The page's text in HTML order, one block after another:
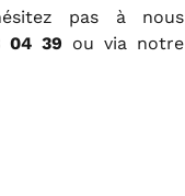
pas à nous
04 39 ou via notre